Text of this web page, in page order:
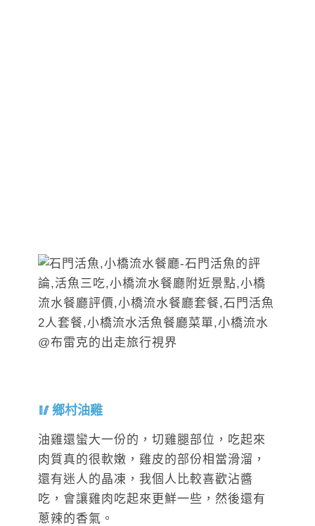
鄉村油雞
油雞還蠻大一份的，切雞腿部位，吃起來
肉質真的很軟嫩，雞皮的部份相當滑溜，
還有迷人的晶凍，我個人比較喜歡沾醬
吃，會讓雞肉吃起來更鮮一些，然後還有
蔥辣的香氣。